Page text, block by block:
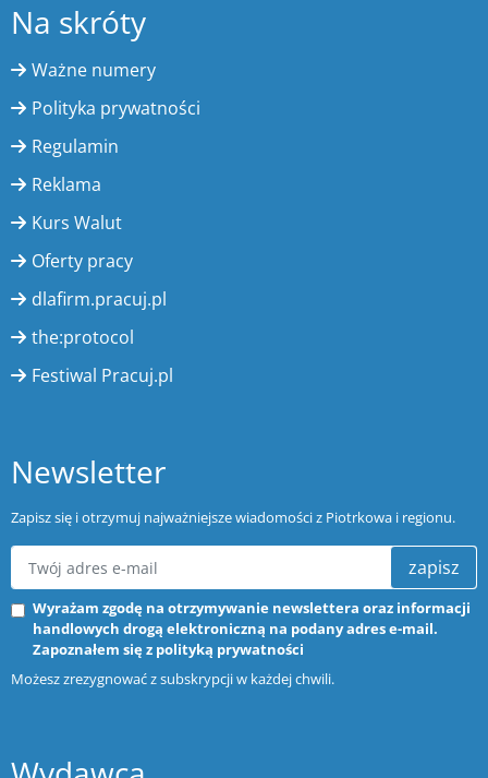
Na skróty
Ważne numery
Polityka prywatności
Regulamin
Reklama
Kurs Walut
Oferty pracy
dlafirm.pracuj.pl
the:protocol
Festiwal Pracuj.pl
Newsletter
Zapisz się i otrzymuj najważniejsze wiadomości z Piotrkowa i regionu.
zapisz
Wyrażam zgodę na otrzymywanie newslettera oraz informacji
handlowych drogą elektroniczną na podany adres e-mail.
Zapoznałem się z polityką prywatności
Możesz zrezygnować z subskrypcji w każdej chwili.